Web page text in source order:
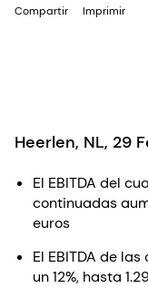
Compartir Imprimir
Heerlen, NL, 29
El EBITDA del
continuadas
euros
El EBITDA de
un 12%, hasta